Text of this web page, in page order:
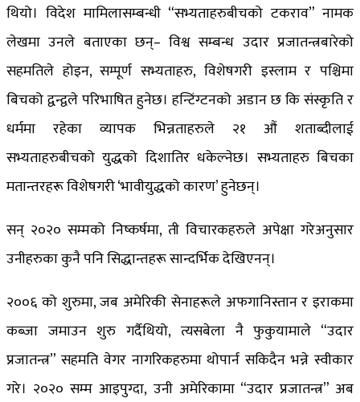
थियो। विदेश मामिलासम्बन्धी “सभ्यताहरुबीचको टकराव” नामक
लेखमा उनले बताएका छन्– विश्व सम्बन्ध उदार प्रजातन्त्रबारेको
सहमतिले होइन, सम्पूर्ण सभ्यताहरु, विशेषगरी इस्लाम र पश्चिमा
बिचको द्वन्द्वले परिभाषित हुनेछ। हन्टिंग्टनको अडान छ कि संस्कृति र
धर्ममा रहेका व्यापक भिन्नताहरुले २१ औं शताब्दीलाई
सभ्यताहरुबीचको युद्धको दिशातिर धकेल्नेछ। सभ्यताहरु बिचका
मतान्तरहरू विशेषगरी ‘भावीयुद्धको कारण’ हुनेछन्।
सन् २०२० सम्मको निष्कर्षमा, ती विचारकहरुले अपेक्षा गरेअनुसार
उनीहरुका कुनै पनि सिद्धान्तहरू सान्दर्भिक देखिएनन्।
२००६ को शुरुमा, जब अमेरिकी सेनाहरूले अफगानिस्तान र इराकमा
कब्जा जमाउन शुरु गर्दैथियो, त्यसबेला नै फुकुयामाले “उदार
प्रजातन्त्र” सहमति वेगर नागरिकहरुमा थोपार्न सकिदैन भन्ने स्वीकार
गरे। २०२० सम्म आइपुग्दा, उनी अमेरिकामा “उदार प्रजातन्त्र” अब